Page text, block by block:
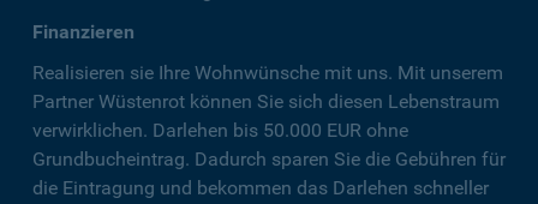
Finanzieren
Realisieren sie Ihre Wohnwünsche mit uns. Mit unserem
Partner Wüstenrot können Sie sich diesen Lebenstraum
verwirklichen. Darlehen bis 50.000 EUR ohne
Grundbucheintrag. Dadurch sparen Sie die Gebühren für
die Eintragung und bekommen das Darlehen schneller